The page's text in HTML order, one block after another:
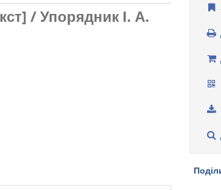
/ Упорядник І. А.